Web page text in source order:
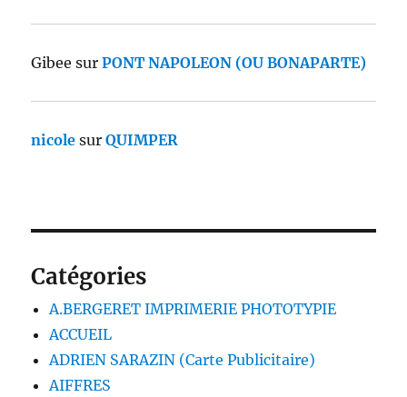
Gibee surPONT NAPOLEON (OU BONAPARTE)
nicole surQUIMPER
Catégories
A.BERGERET IMPRIMERIE PHOTOTYPIE
ACCUEIL
ADRIEN SARAZIN (Carte Publicitaire)
AIFFRES